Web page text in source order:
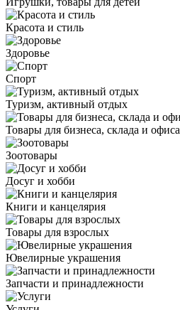
Красота и стиль
Здоровье
Спорт
Туризм, активный отдых
Товары для бизнеса, склада и офиса
Зоотовары
Досуг и хобби
Книги и канцелярия
Товары для взрослых
Ювелирные украшения
Запчасти и принадлежности